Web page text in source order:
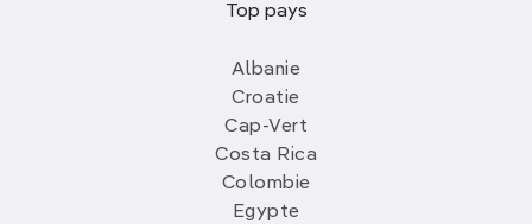
Top pays
Albanie
Croatie
Cap-Vert
Costa Rica
Colombie
Egypte